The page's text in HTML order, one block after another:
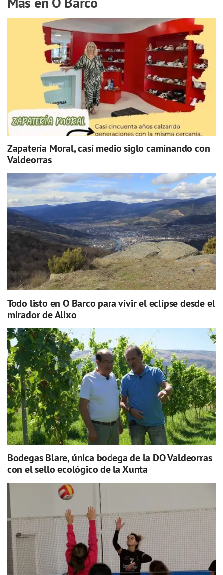
Zapatería Moral, casi medio siglo caminando con
Valdeorras
Todo listo en O Barco para vivir el eclipse desde el
mirador de Alixo
Bodegas Blare, única bodega de la DO Valdeorras
con el sello ecológico de la Xunta